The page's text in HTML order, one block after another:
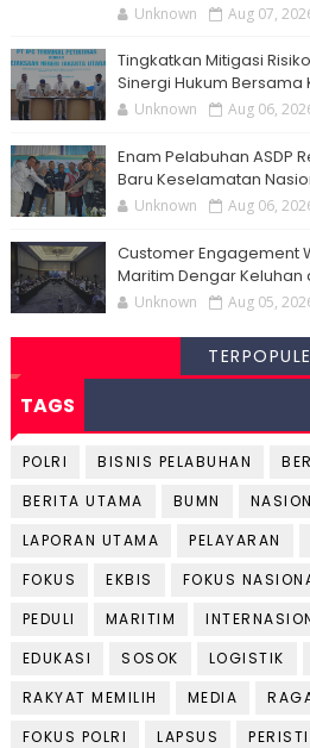
Unknown Aug 07,
Tingkatkan Mitigasi
Sinergi Hukum Bersama
Unknown Aug 06,
Enam Pelabuhan ASDP
Baru Keselamatan
Unknown Aug 06,
Customer Engagement
Maritim Dengar
Unknown Aug 05,
TAGS
POLRI BISNIS PELABUHAN
BERITA UTAMA
BUMN
LAPORAN UTAMA
PELAYARAN
FOKUS
EKBIS FOKUS
PEDULI
MARITIM
EDUKASI
SOSOK LOGISTIK
RAKYAT MEMILIH
MEDIA
FOKUS POLRI
LAPSUS